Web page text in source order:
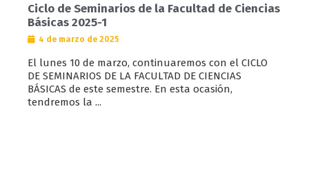
Ciclo de Seminarios de la Facultad de Ciencias
Básicas 2025-1
4 de marzo de 2025
El lunes 10 de marzo, continuaremos con el CICLO
DE SEMINARIOS DE LA FACULTAD DE CIENCIAS
BÁSICAS de este semestre. En esta ocasión,
tendremos la ...